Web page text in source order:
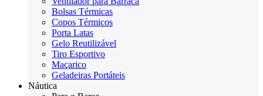
Bolsas Térmicas
Copos Térmicos
Porta Latas
Gelo Reutilizável
Tiro Esportivo
Maçarico
Geladeiras Portáteis
Náutica